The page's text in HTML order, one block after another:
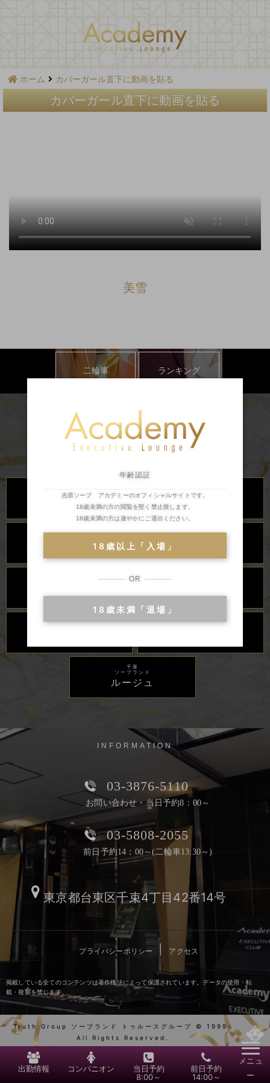
ホーム カバーガール直下に動画を貼る
カバーガール直下に動画を貼る
美雪
二輪車 ランキング
高級ソープランド
琥珀
高級ソープランド
金瓶梅
川崎・堀之内
アラビアンナイト
川崎・堀之内
カンカン娘ネオ
千葉
千葉
千葉
ソープランド
ルージュ
INFORMATION
03-3876-5110
お問い合わせ・当日予約8：00～
03-5808-2055
前日予約14：00～(二輪車13:30～)
東京都台東区千束4丁目42番14号
プライバシーポリシー アクセス
掲載している全てのコンテンツは著作権法によって保護されています。データの使用・転
載・複製を禁じます。
Truth Group ソープランド トゥルースグループ © 1999-
All Rights Reserved.
メニュ
ー
出勤情報 コンパニオン
当日予約
8:00～
前日予約
14:00～
年齢認証
吉原ソープ アカデミーのオフィシャルサイトです。
18歳未満の方の閲覧を堅く禁止致します。
18歳未満の方は速やかにご退出ください。
18歳以上「入場」
OR
18歳未満「退場」